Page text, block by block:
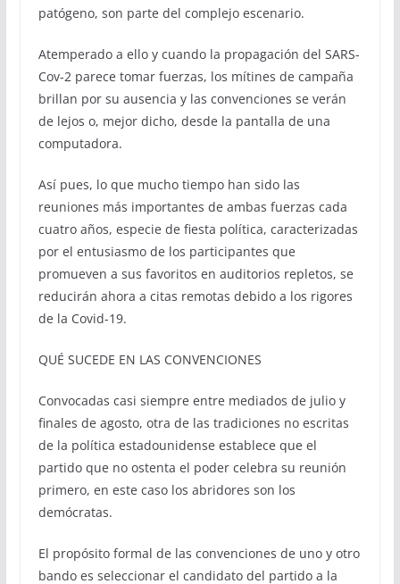
patógeno, son parte del complejo escenario.
Atemperado a ello y cuando la propagación del SARS-
Cov-2 parece tomar fuerzas, los mítines de campaña
brillan por su ausencia y las convenciones se verán
de lejos o, mejor dicho, desde la pantalla de una
computadora.
Así pues, lo que mucho tiempo han sido las
reuniones más importantes de ambas fuerzas cada
cuatro años, especie de fiesta política, caracterizadas
por el entusiasmo de los participantes que
promueven a sus favoritos en auditorios repletos, se
reducirán ahora a citas remotas debido a los rigores
de la Covid-19.
QUÉ SUCEDE EN LAS CONVENCIONES
Convocadas casi siempre entre mediados de julio y
finales de agosto, otra de las tradiciones no escritas
de la política estadounidense establece que el
partido que no ostenta el poder celebra su reunión
primero, en este caso los abridores son los
demócratas.
El propósito formal de las convenciones de uno y otro
bando es seleccionar el candidato del partido a la